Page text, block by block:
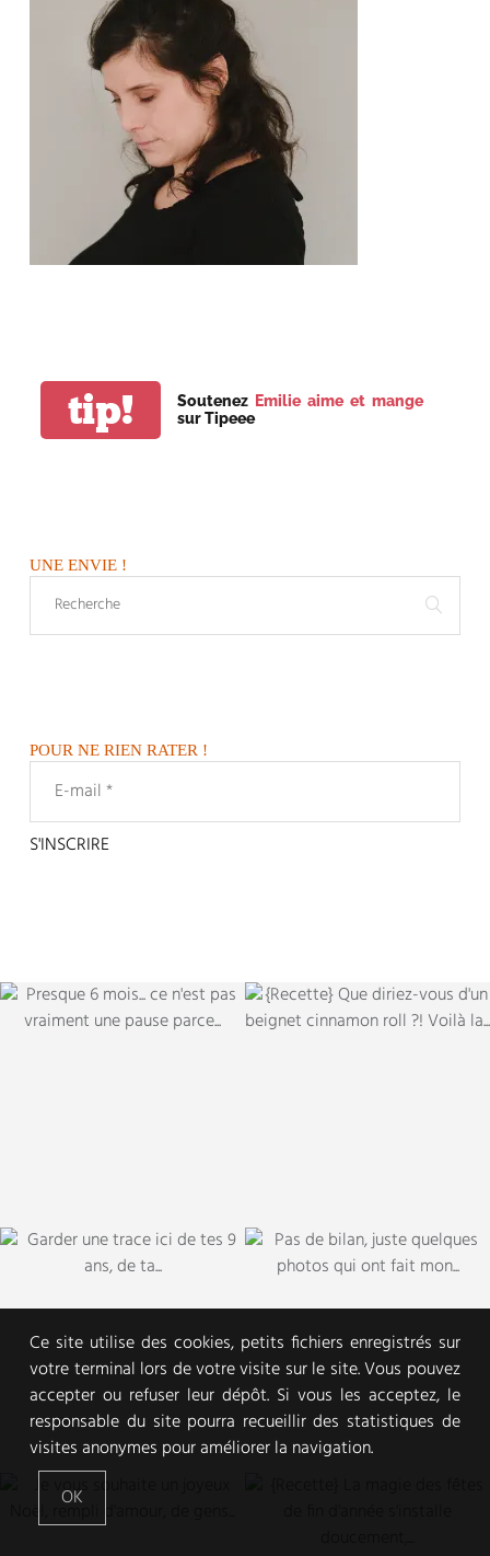
tip! Soutenez Emilie aime et mange
sur Tipeee
UNE ENVIE !
POUR NE RIEN RATER !
Ce site utilise des cookies, petits fichiers enregistrés sur
votre terminal lors de votre visite sur le site. Vous pouvez
accepter ou refuser leur dépôt. Si vous les acceptez, le
responsable du site pourra recueillir des statistiques de
visites anonymes pour améliorer la navigation.
OK